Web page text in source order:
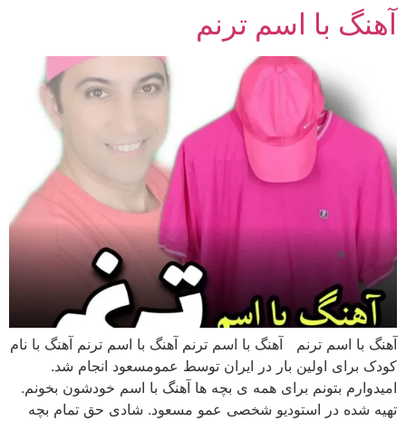
پرش
آهنگ با اسم ترنم
آهنگ با اسم ترنم آهنگ با اسم ترنم آهنگ با اسم ترنم آهنگ با نام
کودک برای اولین بار در ایران توسط عمومسعود انجام شد.
امیدوارم بتونم برای همه ی بچه ها آهنگ با اسم خودشون بخونم.
تهیه شده در استودیو شخصی عمو مسعود. شادی حق تمام بچه